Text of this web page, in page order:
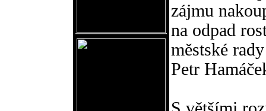
zájmu
na odpad
městské
Petr